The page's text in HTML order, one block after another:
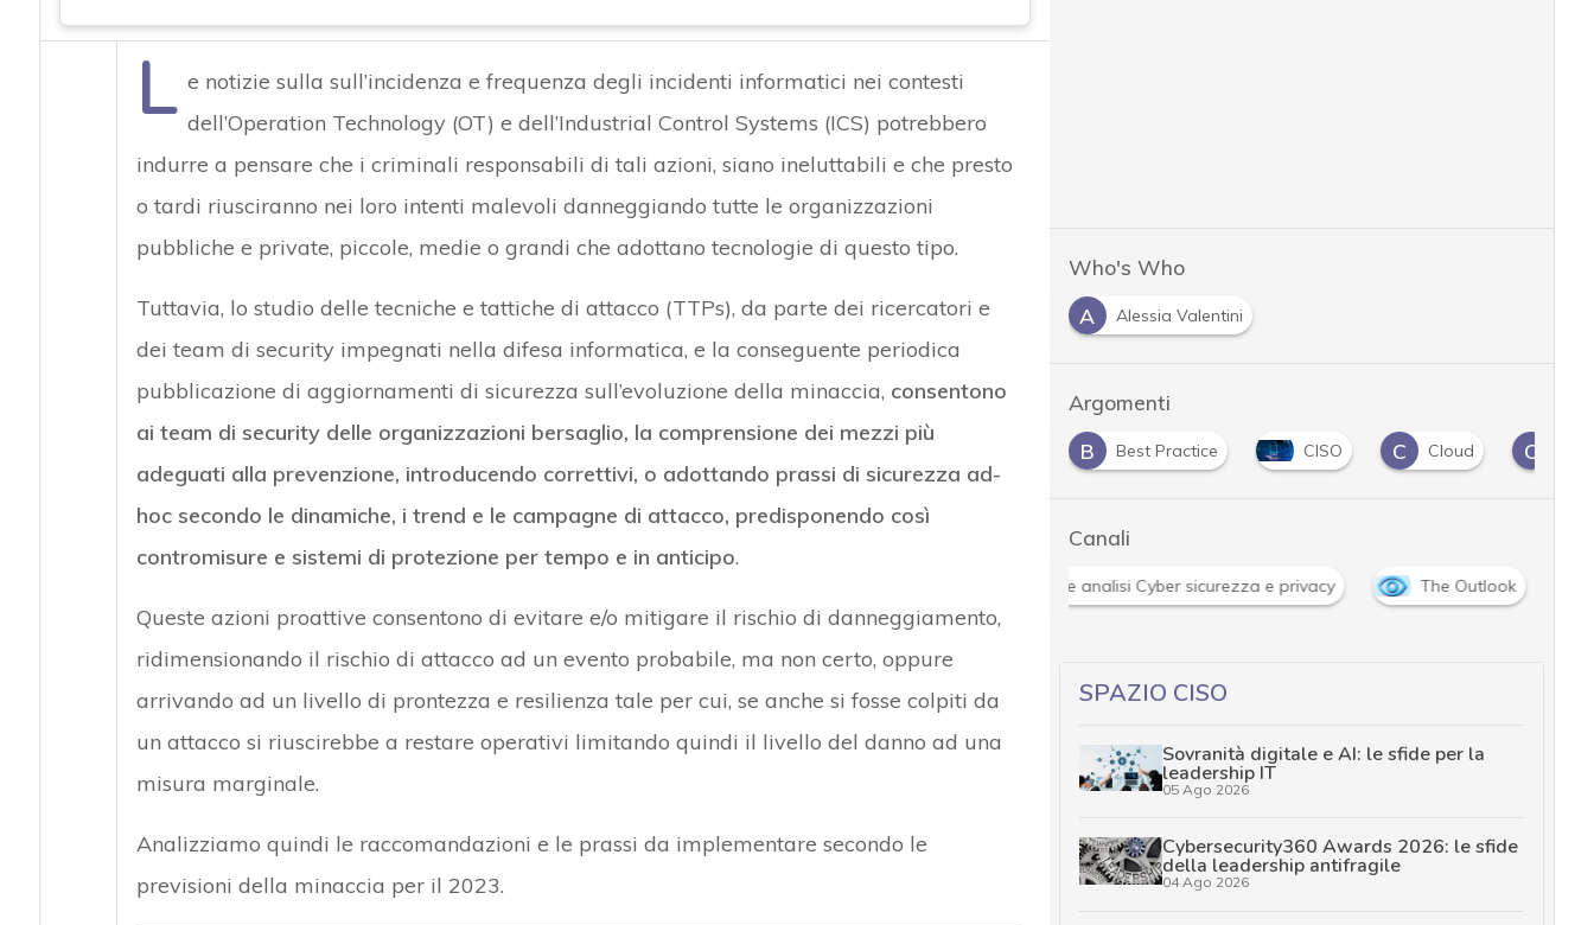
L e notizie sulla sull’incidenza e frequenza degli incidenti informatici nei contesti
dell’Operation Technology (OT) e dell’Industrial Control Systems (ICS) potrebbero
indurre a pensare che i criminali responsabili di tali azioni, siano ineluttabili e che presto
o tardi riusciranno nei loro intenti malevoli danneggiando tutte le organizzazioni
pubbliche e private, piccole, medie o grandi che adottano tecnologie di questo tipo.
Tuttavia, lo studio delle tecniche e tattiche di attacco (TTPs), da parte dei ricercatori e
dei team di security impegnati nella difesa informatica, e la conseguente periodica
pubblicazione di aggiornamenti di sicurezza sull’evoluzione della minaccia, consentono
ai team di security delle organizzazioni bersaglio, la comprensione dei mezzi più
adeguati alla prevenzione, introducendo correttivi, o adottando prassi di sicurezza ad-
hoc secondo le dinamiche, i trend e le campagne di attacco, predisponendo così
contromisure e sistemi di protezione per tempo e in anticipo.
Queste azioni proattive consentono di evitare e/o mitigare il rischio di danneggiamento,
ridimensionando il rischio di attacco ad un evento probabile, ma non certo, oppure
arrivando ad un livello di prontezza e resilienza tale per cui, se anche si fosse colpiti da
un attacco si riuscirebbe a restare operativi limitando quindi il livello del danno ad una
misura marginale.
Analizziamo quindi le raccomandazioni e le prassi da implementare secondo le
previsioni della minaccia per il 2023.
Who's Who
A
Alessia Valentini
Argomenti
B CISO C Cloud C Cyber security D
Canali
News, attualità e analisi Cyber sicurezza e privacy
SPAZIO CISO
Sovranità digitale e AI: le sfide per la
leadership IT
05 Ago 2026
Cybersecurity360 Awards 2026: le sfide
della leadership antifragile
04 Ago 2026